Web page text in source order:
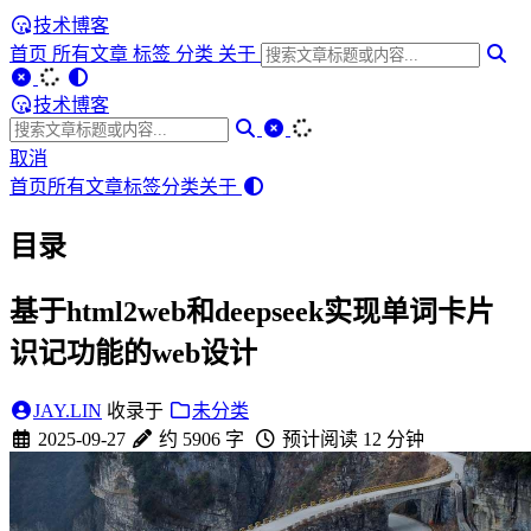
技术博客
首页 所有文章 标签 分类 关于
技术博客
取消
首页所有文章标签分类关于
目录
基于html2web和deepseek实现单词卡片
识记功能的web设计
JAY.LIN 收录于
未分类
2025-09-27
约 5906 字 预计阅读 12 分钟